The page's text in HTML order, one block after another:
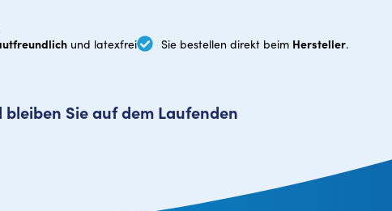
und latexfrei Sie bestellen direkt beim Hersteller.
Sie auf dem Laufenden